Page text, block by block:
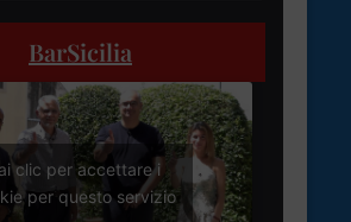
BarSicilia
clic per accettare i
per questo servizio